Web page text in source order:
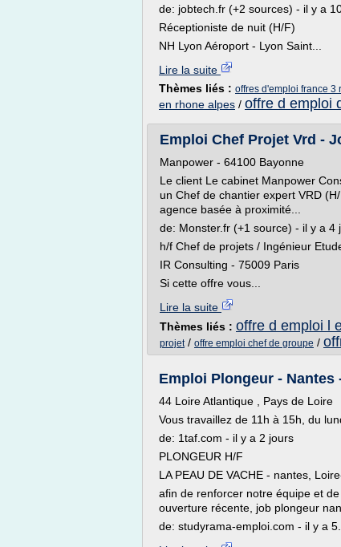
de: jobtech.fr (+2 sources) - il y a
Réceptioniste de nuit (H/F)
NH Lyon Aéroport - Lyon Saint...
Lire la suite
Thèmes liés : offres d'emploi france 3
en rhone alpes / offre d emploi
Emploi Chef Projet Vrd -
Manpower - 64100 Bayonne
Le client Le cabinet Manpower
un Chef de chantier expert VRD
agence basée à proximité...
de: Monster.fr (+1 source) - il y a 4
h/f Chef de projets / Ingénieur
IR Consulting - 75009 Paris
Si cette offre vous...
Lire la suite
Thèmes liés : offre d emploi l
projet/ offre emploi chef de groupe /
Emploi Plongeur - Nantes
44 Loire Atlantique , Pays de Loire
Vous travaillez de 11h à 15h, du
de: 1taf.com - il y a 2 jours
PLONGEUR H/F
LA PEAU DE VACHE - nantes,
afin de renforcer notre équipe et
ouverture récente, job plongeur
de: studyrama-emploi.com - il y a 5...